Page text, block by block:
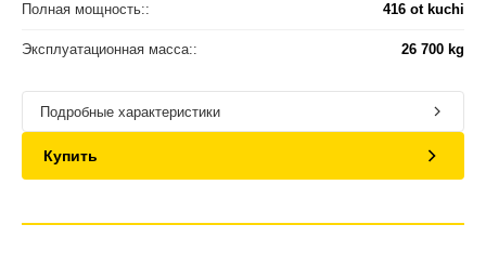
Полная мощность:: 416 ot kuchi
Эксплуатационная масса:: 26 700 kg
Подробные характеристики
Купить